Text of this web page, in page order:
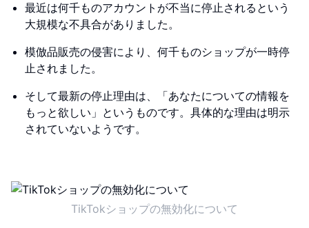
最近は何千ものアカウントが不当に停止されるという
大規模な不具合がありました。
模倣品販売の侵害により、何千ものショップが一時停
止されました。
そして最新の停止理由は、「あなたについての情報を
もっと欲しい」というものです。具体的な理由は明示
されていないようです。
TikTokショップの無効化について